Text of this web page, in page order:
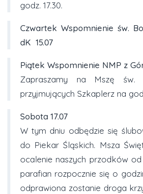
godz. 17.30.
Czwartek Wspomnienie św.
dK 15.07
Piątek Wspomnienie NMP z
Zapraszamy na Mszę
przyjmujących Szkaplerz na
Sobota 17.07
W tym dniu odbędzie się
do Piekar Śląskich. Msza
ocalenie naszych przodków
parafian rozpocznie się o
odprawiona zostanie droga